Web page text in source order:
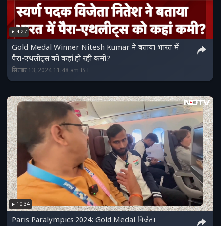
4:27
Gold Medal Winner Nitesh Kumar ने बताया भारत में
पैरा-एथलीट्स को कहां हो रही कमी?
सितंबर 13, 2024 11:48 am IST
10:34
Paris Paralympics 2024: Gold Medal विजेता